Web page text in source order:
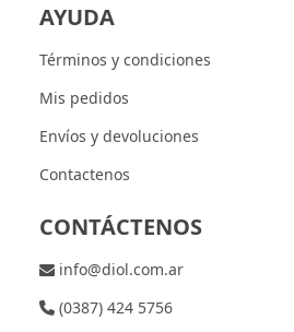
AYUDA
Términos y condiciones
Mis pedidos
Envíos y devoluciones
Contactenos
CONTÁCTENOS
info@diol.com.ar
(0387) 424 5756